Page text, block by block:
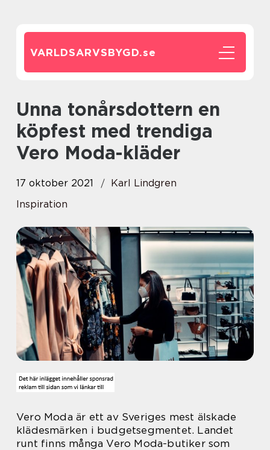
VARLDSARVSBYGD.se
Unna tonårsdottern en
köpfest med trendiga
Vero Moda-kläder
17 oktober 2021
Karl Lindgren
Inspiration
Vero Moda är ett av Sveriges mest älskade
klädesmärken i budgetsegmentet. Landet
runt finns många Vero Moda-butiker som